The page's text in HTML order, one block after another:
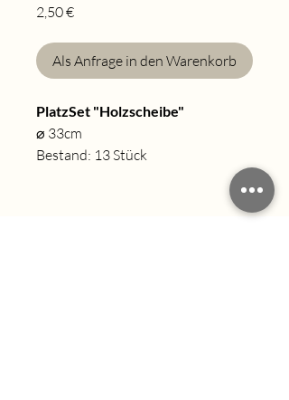
2,50 €Preis
Als Anfrage in den Warenkorb
PlatzSet "Holzscheibe"
⌀ 33cm
Bestand: 13 Stück